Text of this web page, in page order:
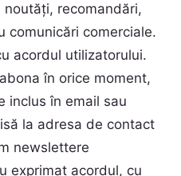
recomandări,
comunicări comerciale.
acordul utilizatorului.
în orice moment,
inclus în email sau
la adresa de contact
newslettere
exprimat acordul, cu